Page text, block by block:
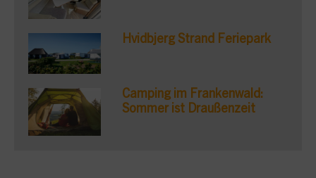
Hvidbjerg Strand Feriepark
Camping im Frankenwald:
Sommer ist Draußenzeit